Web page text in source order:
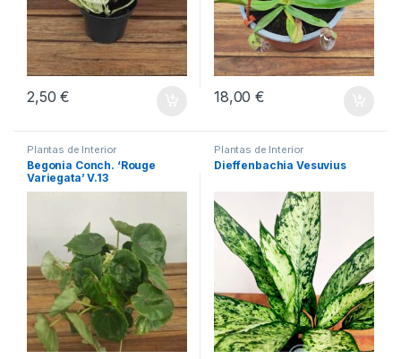
2,50€ 18,00€
Plantas de Interior
Begonia Conch. ‘Rouge
Variegata’ V.13
Plantas de Interior
Dieffenbachia Vesuvius